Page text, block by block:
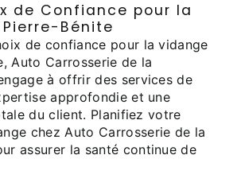
de Confiance pour la
Bénite
de confiance pour la vidange
Auto Carrosserie de la
à offrir des services de
approfondie et une
du client. Planifiez votre
chez Auto Carrosserie de la
assurer la santé continue de